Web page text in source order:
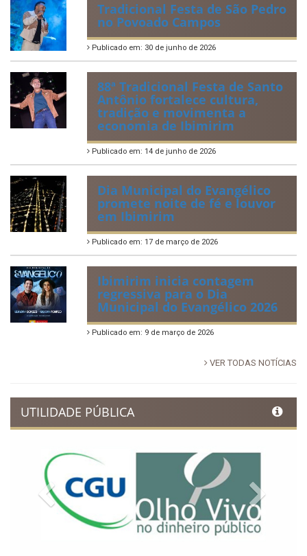
Tradicional Festa de São Pedro
no Povoado Campos
Publicado em: 30 de junho de 2026
88ª Tradicional Festa de Santo
Antônio fortalece cultura,
tradição e movimenta a
economia de Ibimirim
Publicado em: 14 de junho de 2026
Dia Municipal do Evangélico
promete noite de fé e louvor
em Ibimirim
Publicado em: 17 de março de 2026
Ibimirim inicia contagem
regressiva para o Dia
Municipal do Evangélico 2026
Publicado em: 9 de março de 2026
VER TODAS NOTÍCIAS
UTILIDADE PÚBLICA
Previous